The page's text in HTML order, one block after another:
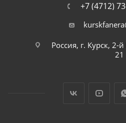
+7 (4712)
Россия, г. Курск,
21